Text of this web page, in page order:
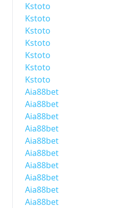
Kstoto
Kstoto
Kstoto
Kstoto
Kstoto
Kstoto
Kstoto
Aia88bet
Aia88bet
Aia88bet
Aia88bet
Aia88bet
Aia88bet
Aia88bet
Aia88bet
Aia88bet
Aia88bet